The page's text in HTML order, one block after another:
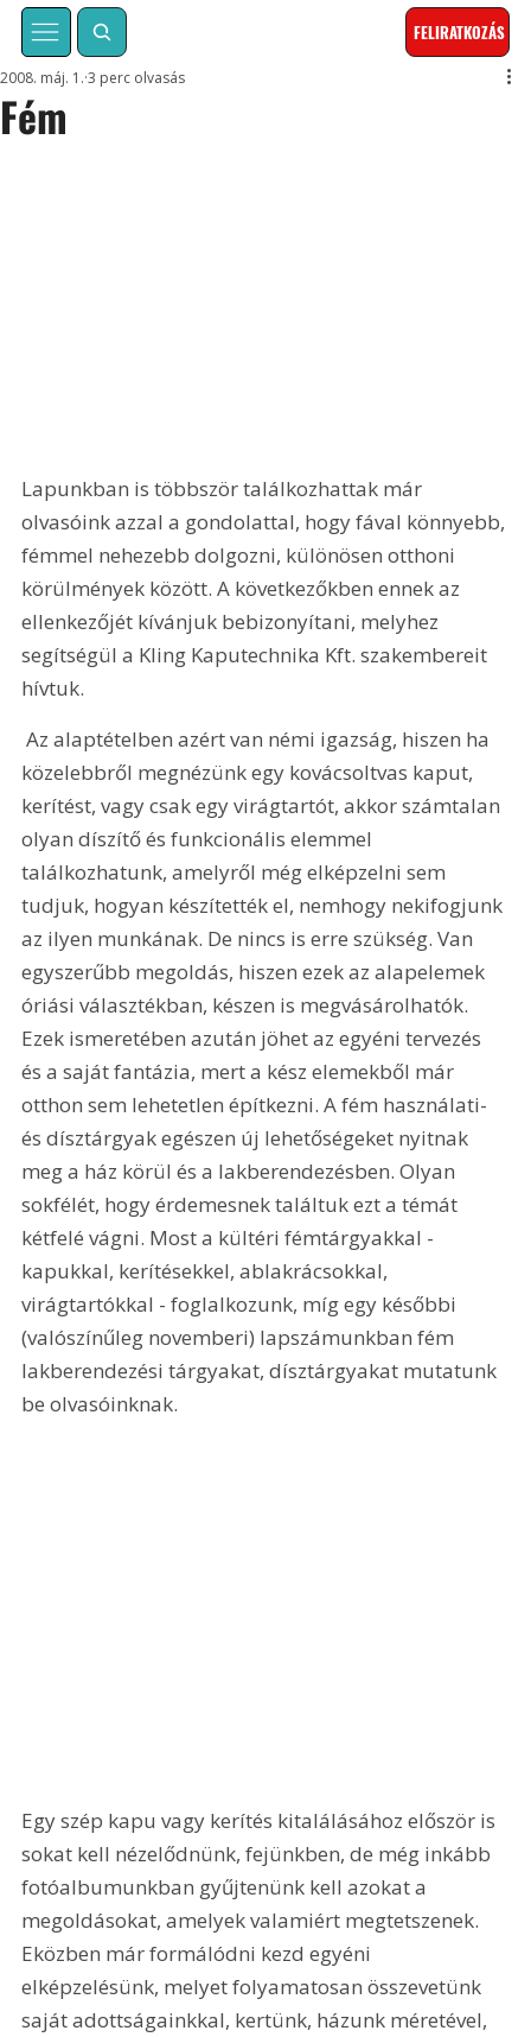
FELIRATKOZÁS
Fém
2008. máj. 1. 3 perc olvasás
Lapunkban is többször találkozhattak már
olvasóink azzal a gondolattal, hogy fával könnyebb,
fémmel nehezebb dolgozni, különösen otthoni
körülmények között. A következőkben ennek az
ellenkezőjét kívánjuk bebizonyítani, melyhez
segítségül a Kling Kaputechnika Kft. szakembereit
hívtuk.
Az alaptételben azért van némi igazság, hiszen ha
közelebbről megnézünk egy kovácsoltvas kaput,
kerítést, vagy csak egy virágtartót, akkor számtalan
olyan díszítő és funkcionális elemmel
találkozhatunk, amelyről még elképzelni sem
tudjuk, hogyan készítették el, nemhogy nekifogjunk
az ilyen munkának. De nincs is erre szükség. Van
egyszerűbb megoldás, hiszen ezek az alapelemek
óriási választékban, készen is megvásárolhatók.
Ezek ismeretében azután jöhet az egyéni tervezés
és a saját fantázia, mert a kész elemekből már
otthon sem lehetetlen építkezni. A fém használati-
és dísztárgyak egészen új lehetőségeket nyitnak
meg a ház körül és a lakberendezésben. Olyan
sokfélét, hogy érdemesnek találtuk ezt a témát
kétfelé vágni. Most a kültéri fémtárgyakkal -
kapukkal, kerítésekkel, ablakrácsokkal,
virágtartókkal - foglalkozunk, míg egy későbbi
(valószínűleg novemberi) lapszámunkban fém
lakberendezési tárgyakat, dísztárgyakat mutatunk
be olvasóinknak.
Egy szép kapu vagy kerítés kitalálásához először is
sokat kell nézelődnünk, fejünkben, de még inkább
fotóalbumunkban gyűjtenünk kell azokat a
megoldásokat, amelyek valamiért megtetszenek.
Eközben már formálódni kezd egyéni
elképzelésünk, melyet folyamatosan összevetünk
saját adottságainkkal, kertünk, házunk méretével,